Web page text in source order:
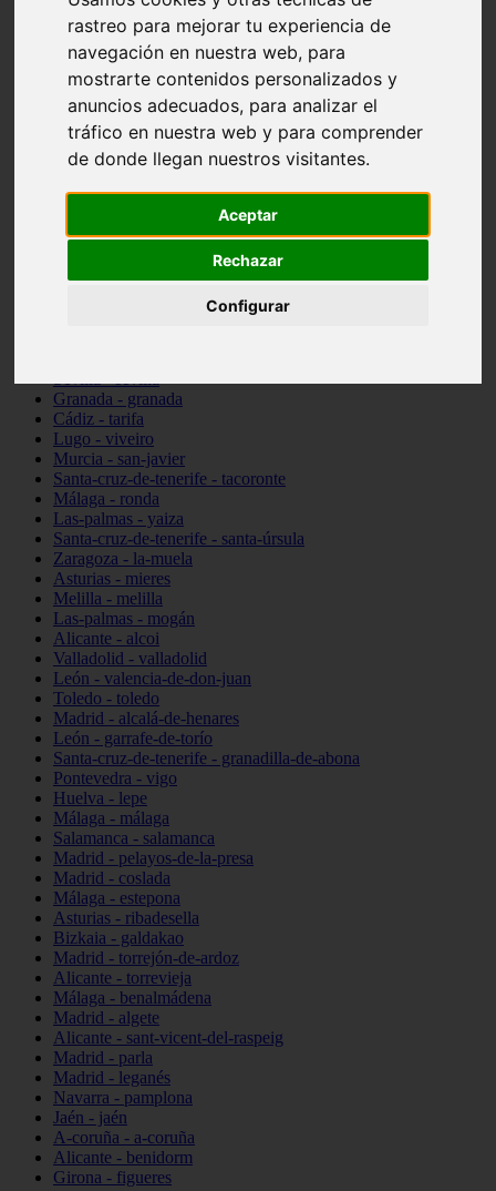
rastreo para mejorar tu experiencia de
navegación en nuestra web, para
mostrarte contenidos personalizados y
anuncios adecuados, para analizar el
tráfico en nuestra web y para comprender
de donde llegan nuestros visitantes.
Aceptar
Rechazar
Configurar
Madrid - pozuelo-de-alarcón
Teruel - sarrión
Cádiz - algodonales
Illes-balears - inca
Madrid - madrid
Málaga - torremolinos
Asturias - oviedo
Cádiz - el-puerto-de-santa-maría
Toledo - illescas
Málaga - marbella
Barcelona - barcelona
Granada - granada
Cádiz - tarifa
Lugo - viveiro
Murcia - san-javier
Santa-cruz-de-tenerife - tacoronte
Málaga - ronda
Las-palmas - yaiza
Santa-cruz-de-tenerife - santa-úrsula
Zaragoza - la-muela
Asturias - mieres
Melilla - melilla
Las-palmas - mogán
Alicante - alcoi
Valladolid - valladolid
León - valencia-de-don-juan
Toledo - toledo
Madrid - alcalá-de-henares
León - garrafe-de-torío
Santa-cruz-de-tenerife - granadilla-de-abona
Pontevedra - vigo
Huelva - lepe
Málaga - málaga
Salamanca - salamanca
Madrid - pelayos-de-la-presa
Madrid - coslada
Málaga - estepona
Asturias - ribadesella
Bizkaia - galdakao
Madrid - torrejón-de-ardoz
Alicante - torrevieja
Málaga - benalmádena
Madrid - algete
Alicante - sant-vicent-del-raspeig
Madrid - parla
Madrid - leganés
Navarra - pamplona
Jaén - jaén
A-coruña - a-coruña
Alicante - benidorm
Girona - figueres